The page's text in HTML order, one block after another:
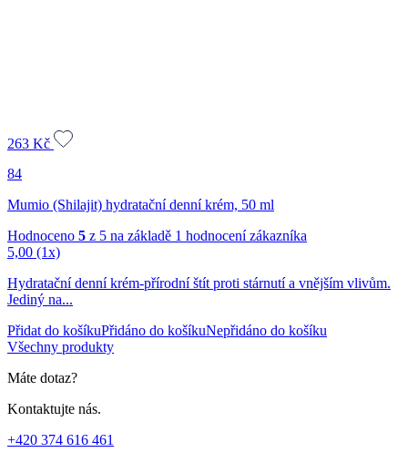
263 Kč
84
Mumio (Shilajit) hydratační denní krém, 50 ml
Hodnoceno 5 z 5 na základě 1 hodnocení zákazníka
5,00 (1x)
Hydratační denní krém-přírodní štít proti stárnutí a vnějším vlivům.
Jediný na...
Přidat do košíkuPřidáno do košíkuNepřidáno do košíku
Všechny produkty
Máte dotaz?
Kontaktujte nás.
+420 374 616 461